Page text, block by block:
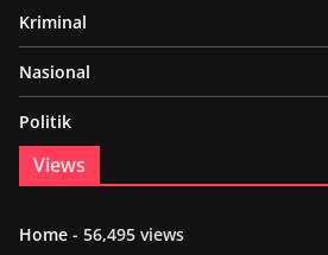
Kriminal
Nasional
Politik
Views
Home - 56,495 views